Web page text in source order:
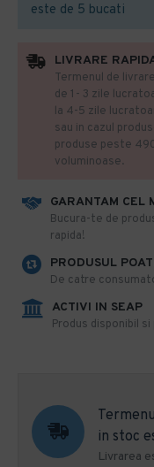
este de 5 bucati
GARANTAM CEL
​Bucura-te de
rapida!
PRODUSUL
De catre
ACTIVI IN SEAP
Produs disponibil
LIVRARE
Termenul de
de 1- 3 zile
la 4-5 zile
sau in cazul
produse peste
voluminoase.
in stoc
Livrarea